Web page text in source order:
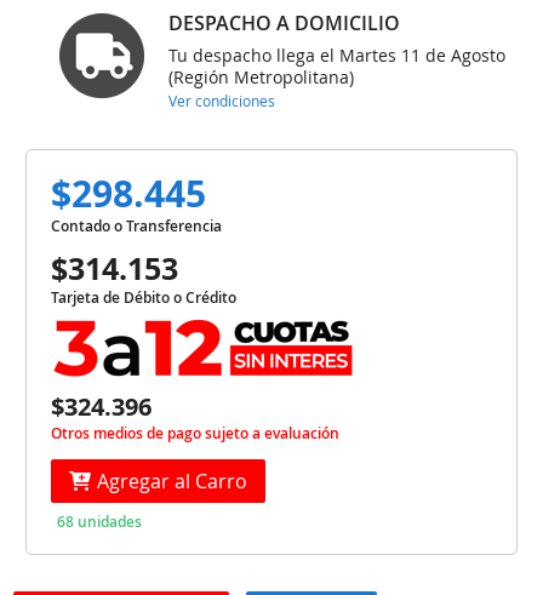
DESPACHO A DOMICILIO
Tu despacho llega el Martes 11 de Agosto
(Región Metropolitana)
Ver condiciones
$298.445
Contado o Transferencia
$314.153
Tarjeta de Débito o Crédito
$324.396
Otros medios de pago sujeto a evaluación
Agregar al Carro
68 unidades